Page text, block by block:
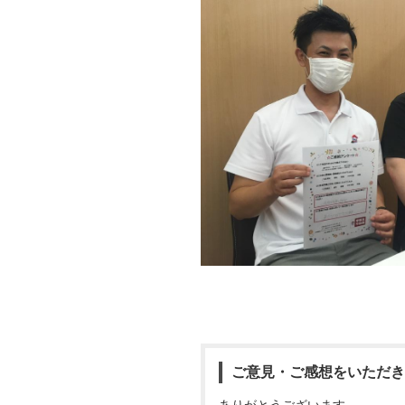
ご意見・ご感想をいただ